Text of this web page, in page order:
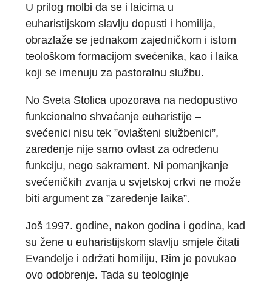
U prilog molbi da se i laicima u
euharistijskom slavlju dopusti i homilija,
obrazlaže se jednakom zajedničkom i istom
teološkom formacijom svećenika, kao i laika
koji se imenuju za pastoralnu službu.
No Sveta Stolica upozorava na nedopustivo
funkcionalno shvaćanje euharistije –
svećenici nisu tek ”ovlašteni službenici”,
zaređenje nije samo ovlast za određenu
funkciju, nego sakrament. Ni pomanjkanje
svećeničkih zvanja u svjetskoj crkvi ne može
biti argument za ”zaređenje laika”.
Još 1997. godine, nakon godina i godina, kad
su žene u euharistijskom slavlju smjele čitati
Evanđelje i održati homiliju, Rim je povukao
ovo odobrenje. Tada su teologinje